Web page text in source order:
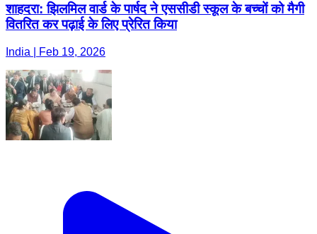
शाहदरा: झिलमिल वार्ड के पार्षद ने एससीडी स्कूल के बच्चों को मैगी
वितरित कर पढ़ाई के लिए प्रेरित किया
India | Feb 19, 2026